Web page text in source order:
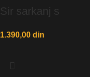
Sir sarkanj s
1.390,00 din